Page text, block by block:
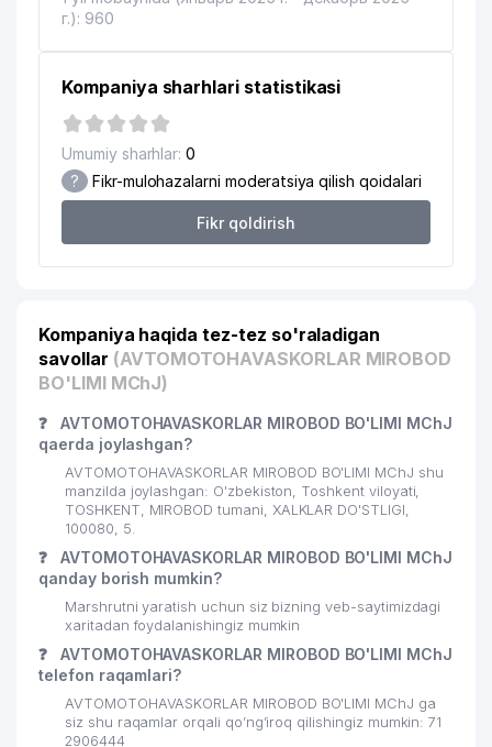
г.): 960
Kompaniya sharhlari statistikasi
Umumiy sharhlar: 0
? Fikr-mulohazalarni moderatsiya qilish qoidalari
Fikr qoldirish
Kompaniya haqida tez-tez so'raladigan
savollar (AVTOMOTOHAVASKORLAR MIROBOD
BO'LIMI MChJ)
❓
AVTOMOTOHAVASKORLAR MIROBOD BO'LIMI MChJ
qaerda joylashgan?
AVTOMOTOHAVASKORLAR MIROBOD BO'LIMI MChJ shu
manzilda joylashgan: O'zbekiston, Toshkent viloyati,
TOSHKENT, MIROBOD tumani, XALKLAR DO'STLIGI,
100080, 5.
❓
AVTOMOTOHAVASKORLAR MIROBOD BO'LIMI MChJ
qanday borish mumkin?
Marshrutni yaratish uchun siz bizning veb-saytimizdagi
xaritadan foydalanishingiz mumkin
❓
AVTOMOTOHAVASKORLAR MIROBOD BO'LIMI MChJ
telefon raqamlari?
AVTOMOTOHAVASKORLAR MIROBOD BO'LIMI MChJ ga
siz shu raqamlar orqali qo’ng’iroq qilishingiz mumkin: 71
2906444